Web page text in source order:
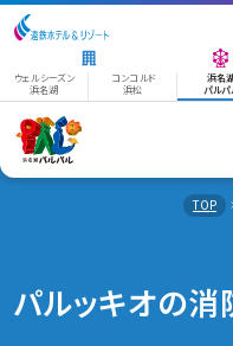
ウェルシーズン
浜名湖
コンコルド
浜松
浜名
パルパ
TOP
パルッキオの